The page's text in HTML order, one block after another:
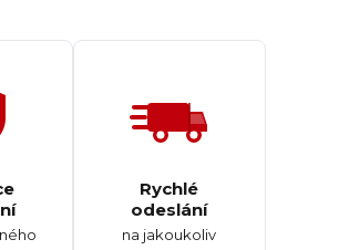
Rychlé
odeslání
na jakoukoliv